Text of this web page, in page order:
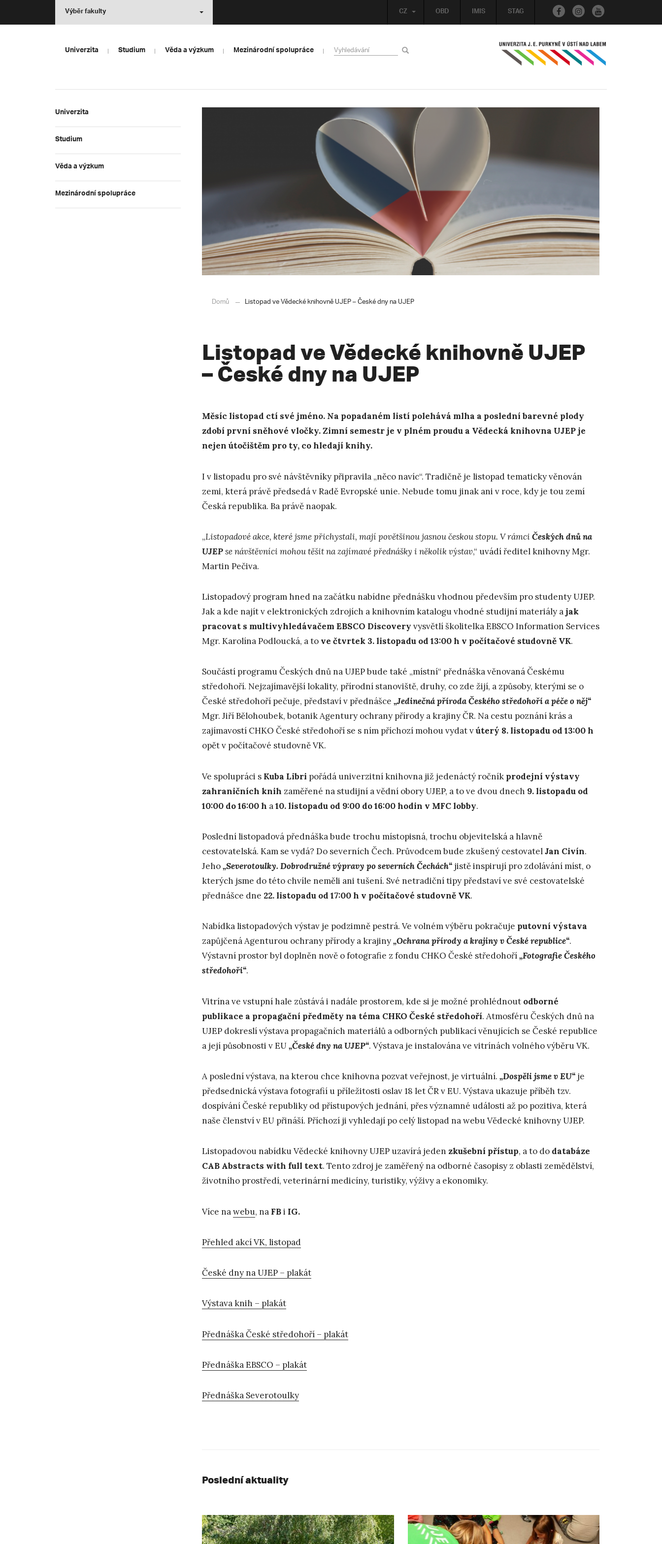
OBD IMIS STAG
CZ
Výběr fakulty
Univerzita Studium Věda a výzkum Mezinárodní spolupráce
Univerzita
Studium
Věda a výzkum
Mezinárodní spolupráce
Domů Listopad ve Vědecké knihovně UJEP – České dny na UJEP
Listopad ve Vědecké knihovně UJEP
– České dny na UJEP
Měsíc listopad ctí své jméno. Na popadaném listí polehává mlha a poslední barevné plody
zdobí první sněhové vločky. Zimní semestr je v plném proudu a Vědecká knihovna UJEP je
nejen útočištěm pro ty, co hledají knihy.
I v listopadu pro své návštěvníky připravila „něco navíc“. Tradičně je listopad tematicky věnován
zemi, která právě předsedá v Radě Evropské unie. Nebude tomu jinak ani v roce, kdy je tou zemí
Česká republika. Ba právě naopak.
„Listopadové akce, které jsme přichystali, mají povětšinou jasnou českou stopu. V rámci Českých dnů na
UJEPse návštěvníci mohou těšit na zajímavé přednášky i několik výstav,“ uvádí ředitel knihovny Mgr.
Martin Pečiva.
Listopadový program hned na začátku nabídne přednášku vhodnou především pro studenty UJEP.
Jak a kde najít v elektronických zdrojích a knihovním katalogu vhodné studijní materiály ajak
pracovat s multivyhledávačem EBSCO Discovery vysvětlí školitelka EBSCO Information Services
Mgr. Karolína Podloucká, a to ve čtvrtek 3. listopadu od 13:00 h v počítačové studovně VK.
Součástí programu Českých dnů na UJEP bude také „místní“ přednáška věnovaná Českému
středohoří. Nejzajímavější lokality, přírodní stanoviště, druhy, co zde žijí, a způsoby, kterými se o
České středohoří pečuje, představí v přednášce „Jedinečná příroda Českého středohoří a péče o něj“
Mgr. Jiří Bělohoubek, botanik Agentury ochrany přírody a krajiny ČR. Na cestu poznání krás a
zajímavostí CHKO České středohoří se s ním příchozí mohou vydat vúterý 8. listopadu od 13:00 h
opět v počítačové studovně VK.
Ve spolupráci s Kuba Libri pořádá univerzitní knihovna již jedenáctý ročník prodejní výstavy
zahraničních knih zaměřené na studijní a vědní obory UJEP, a to ve dvou dnech 9. listopadu od
10:00 do 16:00 h a10. listopadu od 9:00 do 16:00 hodin v MFC lobby.
Poslední listopadová přednáška bude trochu místopisná, trochu objevitelská a hlavně
cestovatelská. Kam se vydá? Do severních Čech. Průvodcem bude zkušený cestovatelJan Civín.
Jeho„Severotoulky. Dobrodružné výpravy po severních Čechách“ jistě inspirují pro zdolávání míst, o
kterých jsme do této chvíle neměli ani tušení. Své netradiční tipy představí ve své cestovatelské
přednášce dne 22. listopadu od 17:00 h v počítačové studovně VK.
Nabídka listopadových výstav je podzimně pestrá. Ve volném výběru pokračuje putovní výstava
zapůjčená Agenturou ochrany přírody a krajiny„Ochrana přírody a krajiny v České republice“.
Výstavní prostor byl doplněn nově o fotografie z fondu CHKO České středohoří„Fotografie Českého
středohoří“.
Vitrína ve vstupní hale zůstává i nadále prostorem, kde si je možné prohlédnout odborné
publikace a propagační předměty na téma CHKO České středohoří. Atmosféru Českých dnů na
UJEP dokreslí výstava propagačních materiálů a odborných publikací věnujících se České republice
a její působnosti v EU „České dny na UJEP“. Výstava je instalována ve vitrínách volného výběru VK.
A poslední výstava, na kterou chce knihovna pozvat veřejnost, je virtuální. „Dospěli jsme v EU“ je
předsednická výstava fotografií u příležitosti oslav 18 let ČR v EU. Výstava ukazuje příběh tzv.
dospívání České republiky od přístupových jednání, přes významné události až po pozitiva, která
naše členství v EU přináší. Příchozí ji vyhledají po celý listopad na webu Vědecké knihovny UJEP.
Listopadovou nabídku Vědecké knihovny UJEP uzavírá jeden zkušební přístup, a to do databáze
CAB Abstracts with full text. Tento zdroj je zaměřený na odborné časopisy z oblasti zemědělství,
životního prostředí, veterinární medicíny, turistiky, výživy a ekonomiky.
Více nawebu, na FBi IG.
Přehled akcí VK, listopad
České dny na UJEP – plakát
Výstava knih – plakát
Přednáška České středohoří – plakát
Přednáška EBSCO – plakát
Přednáška Severotoulky
Poslední aktuality